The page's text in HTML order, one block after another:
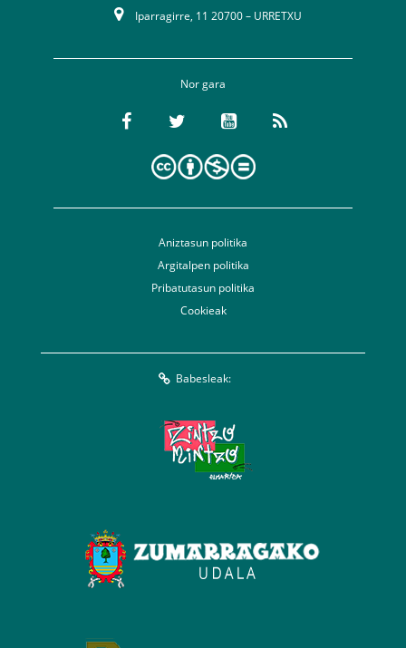
Iparragirre, 11 20700 – URRETXU
Nor gara
Aniztasun politika
Argitalpen politika
Pribatutasun politika
Cookieak
Babesleak: